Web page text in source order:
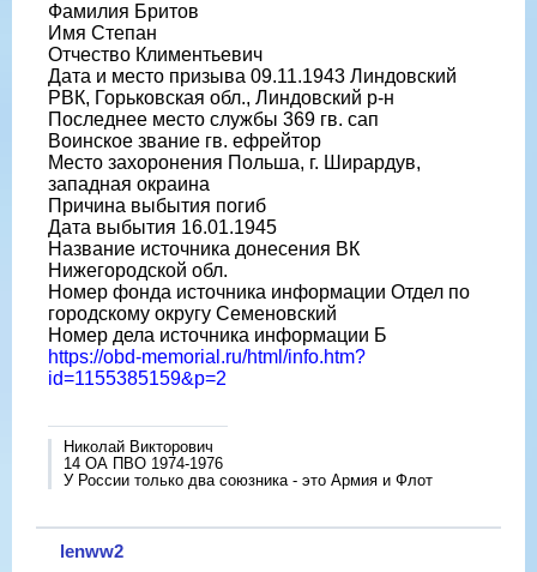
Фамилия Бритов
Имя Степан
Отчество Климентьевич
Дата и место призыва 09.11.1943 Линдовский
РВК, Горьковская обл., Линдовский р-н
Последнее место службы 369 гв. сап
Воинское звание гв. ефрейтор
Место захоронения Польша, г. Ширардув,
западная окраина
Причина выбытия погиб
Дата выбытия 16.01.1945
Название источника донесения ВК
Нижегородской обл.
Номер фонда источника информации Отдел по
городскому округу Семеновский
Номер дела источника информации Б
https://obd-memorial.ru/html/info.htm?
id=1155385159&p=2
Николай Викторович
14 ОА ПВО 1974-1976
У России только два союзника - это Армия и Флот
lenww2